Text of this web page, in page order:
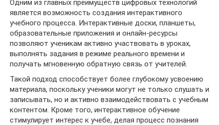
Одним из главных преимуществ цифровых технологий
является возможность создания интерактивного
учебного процесса. Интерактивные доски, планшеты,
образовательные приложения и онлайн-ресурсы
позволяют ученикам активно участвовать в уроках,
выполнять задания в режиме реального времени и
получать мгновенную обратную связь от учителей.
Такой подход способствует более глубокому усвоению
материала, поскольку ученики могут не только слушать и
записывать, но и активно взаимодействовать с учебным
контентом. Кроме того, интерактивное обучение
стимулирует интерес к учебе, делая процесс познания